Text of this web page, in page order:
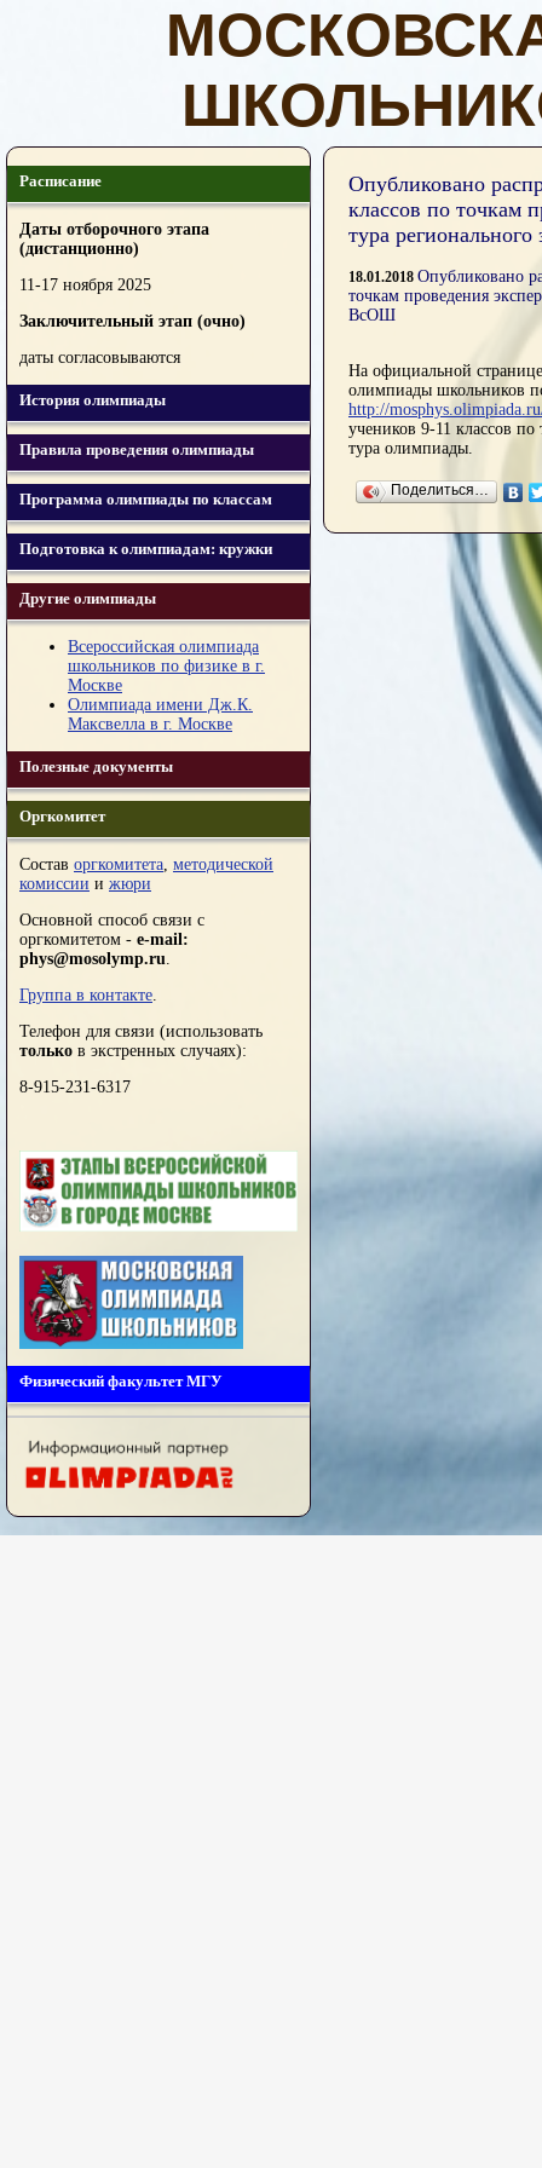
Расписание
Даты отборочного этапа
(дистанционно)
11-17 ноября 2025
Заключительный этап (очно)
даты согласовываются
История олимпиады
Правила проведения олимпиады
Программа олимпиады по классам
Подготовка к олимпиадам: кружки
Другие олимпиады
Всероссийская олимпиада
школьников по физике в г.
Москве
Олимпиада имени Дж.К.
Максвелла в г. Москве
Полезные документы
Оргкомитет
Состав оргкомитета, методической
комиссии и жюри
Основной способ связи с
оргкомитетом - e-mail:
phys@mosolymp.ru.
Группа в контакте.
Телефон для связи (использовать
только в экстренных случаях):
8-915-231-6317
Физический факультет МГУ
Опубликовано
классов по точкам
тура
18.01.2018 Опубликовано
точкам проведения
ВсОШ
На официальной
олимпиады школьников
http://
учеников 9-11 классов
тура олимпиады.
Поделиться…